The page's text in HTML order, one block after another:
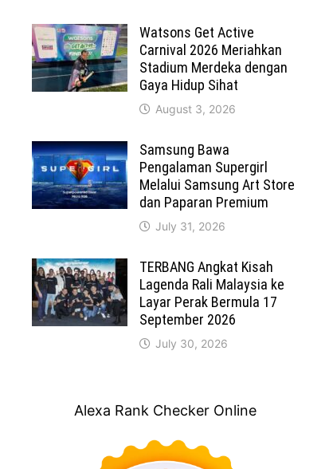
Watsons Get Active
Carnival 2026 Meriahkan
Stadium Merdeka dengan
Gaya Hidup Sihat
August 3, 2026
Samsung Bawa
Pengalaman Supergirl
Melalui Samsung Art Store
dan Paparan Premium
July 31, 2026
TERBANG Angkat Kisah
Lagenda Rali Malaysia ke
Layar Perak Bermula 17
September 2026
July 30, 2026
Alexa Rank Checker Online